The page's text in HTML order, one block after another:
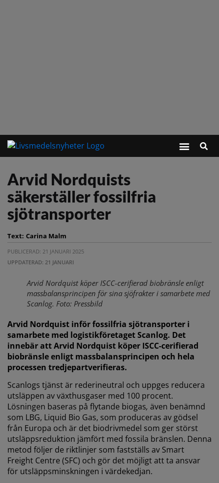
Arvid Nordquists
säkerställer fossilfria
sjötransporter
Text: Carina Malm
PUBLICERAD: 21 JANUARI 2025
UPPDATERAD: 21 JANUARI
Arvid Nordquist köper ISCC-cerifierad biobränsle enligt
massbalansprincipen för sina sjöfrakter i samarbete med
Scanlog. Foto: Pressbild
Arvid Nordquist inför fossilfria sjötransporter i
samarbete med logistikföretaget Scanlog. Det
innebär att Arvid Nordquist köper ISCC-cerifierad
biobränsle enligt massbalansprincipen och hela
processen tredjepartverifieras.
Scanlogs tjänst är rederineutral och uppges reducera
utsläppen av växthusgaser med 100 procent.
Lösningen baseras på flytande biogas, även benämnd
som LBG, Liquid Bio Gas, som produceras av gödsel
från Europa och är det biodrivmedel som ger störst
utsläppsreduktion jämfört med fossila bränslen. Denna
metod följer de riktlinjer som fastställs av Smart
Freight Centre (SFC) och gör det möjligt att ta ansvar
för utsläppsminskningen i värdekedjan.